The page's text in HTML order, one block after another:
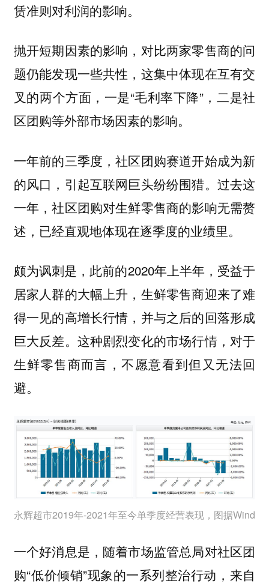
赁准则对利润的影响。
抛开短期因素的影响，对比两家零售商的问
题仍能发现一些共性，这集中体现在互有交
叉的两个方面，一是“毛利率下降”，二是社
区团购等外部市场因素的影响。
一年前的三季度，社区团购赛道开始成为新
的风口，引起互联网巨头纷纷围猎。过去这
一年，社区团购对生鲜零售商的影响无需赘
述，已经直观地体现在逐季度的业绩里。
颇为讽刺是，此前的2020年上半年，受益于
居家人群的大幅上升，生鲜零售商迎来了难
得一见的高增长行情，并与之后的回落形成
巨大反差。这种剧烈变化的市场行情，对于
生鲜零售商而言，不愿意看到但又无法回
避。
永辉超市2019年-2021年至今单季度经营表现，图据Wind
一个好消息是，随着市场监管总局对社区团
购“低价倾销”现象的一系列整治行动，来自